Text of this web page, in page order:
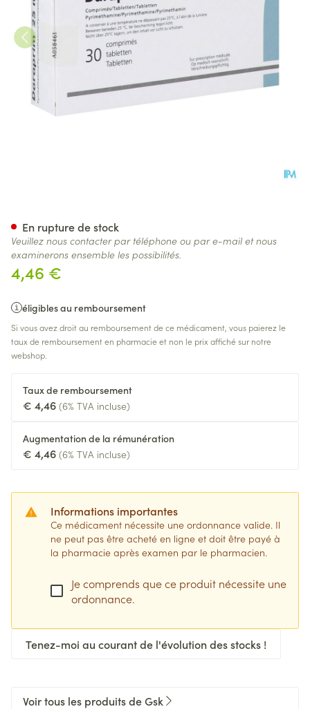
4,46 €
éligibles au remboursement
Si vous avez droit au remboursement de ce médicament, vous paierez le
taux de remboursement en pharmacie et non le prix affiché sur notre
webshop.
Taux de remboursement
€ 4,46 (6% TVA incluse)
Augmentation de la rémunération
€ 4,46 (6% TVA incluse)
Informations importantes
Ce médicament nécessite une ordonnance valide. Il
ne peut pas être acheté en ligne et doit être payé à
la pharmacie après examen par le pharmacien.
Je comprends que ce produit nécessite une
ordonnance.
Tenez-moi au courant de l'évolution des stocks !
En rupture de stock
Veuillez nous contacter par téléphone ou par e-mail et nous
examinerons ensemble les possibilités.
Voir tous les produits de Gsk